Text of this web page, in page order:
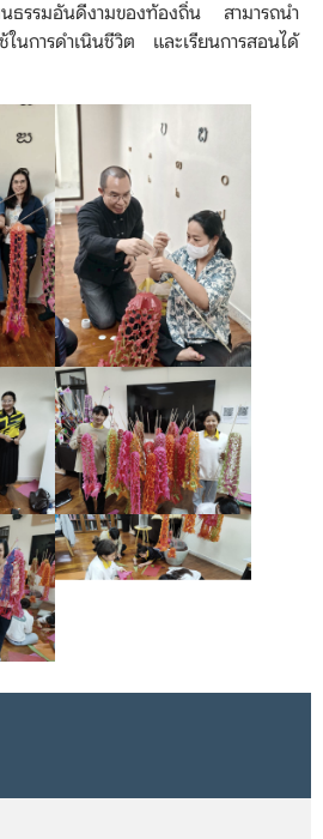
รรมอันดีงามของท้องถิ่น สามารถนำ
ในการดำเนินชีวิต และเรียนการสอนได้